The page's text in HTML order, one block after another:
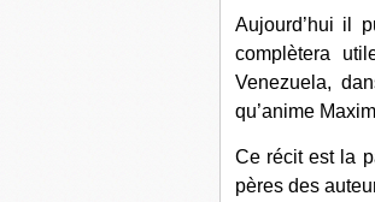
Aujourd’hui il
complètera
Venezuela,
qu’anime
Ce récit est la
pères des